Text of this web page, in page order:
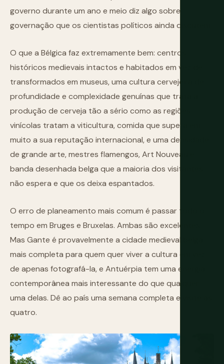
governo durante um ano e meio diz algo sobre
governação que os cientistas políticos ainda discutem.
O que a Bélgica faz extremamente bem: centros
históricos medievais intactos e habitados em vez de
transformados em museus, uma cultura cervejeira de
profundidade e complexidade genuínas que trata a
produção de cerveja tão a sério como as regiões
vinícolas tratam a viticultura, comida que supera em
muito a sua reputação internacional, e uma densidade
de grande arte, mestres flamengos, Art Nouveau e
banda desenhada belga que a maioria dos visitantes
não espera e que os deixa espantados.
O erro de planeamento mais comum é passar todo o
tempo em Bruges e Bruxelas. Ambas são excelentes.
Mas Gante é provavelmente a cidade medieval belga
mais completa para quem quer viver a cultura em vez
de apenas fotografá-la, e Antuérpia tem uma energia
contemporânea mais interessante do que qualquer
uma delas. Dê ao país uma semana completa e visite as
quatro.